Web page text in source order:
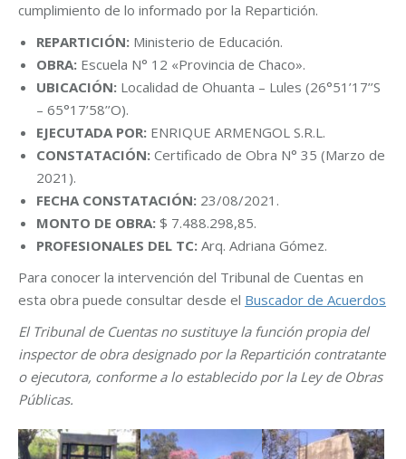
cumplimiento de lo informado por la Repartición.
REPARTICIÓN: Ministerio de Educación.
OBRA: Escuela N° 12 «Provincia de Chaco».
UBICACIÓN: Localidad de Ohuanta – Lules (26°51’17’’S
– 65°17’58’’O).
EJECUTADA POR: ENRIQUE ARMENGOL S.R.L.
CONSTATACIÓN: Certificado de Obra N° 35 (Marzo de
2021).
FECHA CONSTATACIÓN: 23/08/2021.
MONTO DE OBRA: $ 7.488.298,85.
PROFESIONALES DEL TC: Arq. Adriana Gómez.
Para conocer la intervención del Tribunal de Cuentas en
esta obra puede consultar desde el Buscador de Acuerdos
El Tribunal de Cuentas no sustituye la función propia del
inspector de obra designado por la Repartición contratante
o ejecutora, conforme a lo establecido por la Ley de Obras
Públicas.